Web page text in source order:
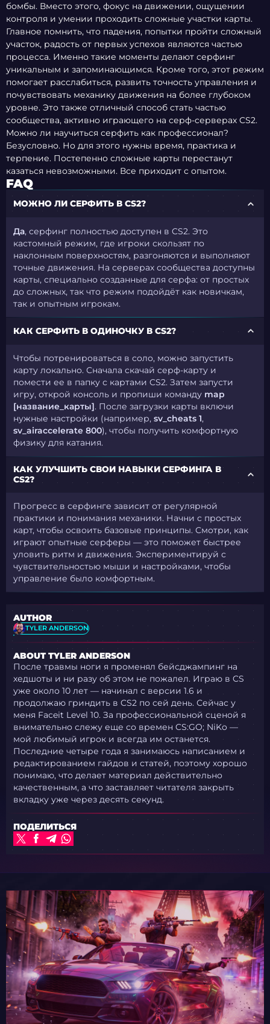
бомбы. Вместо этого, фокус на движении, ощущении
контроля и умении проходить сложные участки карты.
Главное помнить, что падения, попытки пройти сложный
участок, радость от первых успехов являются частью
процесса. Именно такие моменты делают серфинг
уникальным и запоминающимся. Кроме того, этот режим
помогает расслабиться, развить точность управления и
почувствовать механику движения на более глубоком
уровне. Это также отличный способ стать частью
сообщества, активно играющего на серф-серверах CS2.
Можно ли научиться серфить как профессионал?
Безусловно. Но для этого нужны время, практика и
терпение. Постепенно сложные карты перестанут
казаться невозможными. Все приходит с опытом.
FAQ
МОЖНО ЛИ СЕРФИТЬ В CS2?
Да, серфинг полностью доступен в CS2. Это
кастомный режим, где игроки скользят по
наклонным поверхностям, разгоняются и выполняют
точные движения. На серверах сообщества доступны
карты, специально созданные для серфа: от простых
до сложных, так что режим подойдёт как новичкам,
так и опытным игрокам.
КАК СЕРФИТЬ В ОДИНОЧКУ В CS2?
Чтобы потренироваться в соло, можно запустить
карту локально. Сначала скачай серф-карту и
помести ее в папку с картами CS2. Затем запусти
игру, открой консоль и пропиши команду map
[название_карты]. После загрузки карты включи
нужные настройки (например,sv_cheats 1,
sv_airaccelerate 800), чтобы получить комфортную
физику для катания.
КАК УЛУЧШИТЬ СВОИ НАВЫКИ СЕРФИНГА В
CS2?
Прогресс в серфинге зависит от регулярной
практики и понимания механики. Начни с простых
карт, чтобы освоить базовые принципы. Смотри, как
играют опытные серферы — это поможет быстрее
уловить ритм и движения. Экспериментируй с
чувствительностью мыши и настройками, чтобы
управление было комфортным.
AUTHOR
TYLER ANDERSON
ABOUT TYLER ANDERSON
После травмы ноги я променял бейсджампинг на
хедшоты и ни разу об этом не пожалел. Играю в CS
уже около 10 лет — начинал с версии 1.6 и
продолжаю гриндить в CS2 по сей день. Сейчас у
меня Faceit Level 10. За профессиональной сценой я
внимательно слежу еще со времен CS:GO; NiKo —
мой любимый игрок и всегда им останется.
Последние четыре года я занимаюсь написанием и
редактированием гайдов и статей, поэтому хорошо
понимаю, что делает материал действительно
качественным, а что заставляет читателя закрыть
вкладку уже через десять секунд.
ПОДЕЛИТЬСЯ